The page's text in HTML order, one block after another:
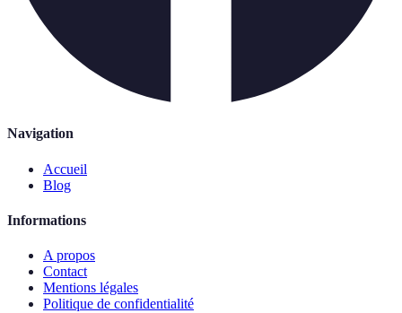
Navigation
Accueil
Blog
Informations
A propos
Contact
Mentions légales
Politique de confidentialité